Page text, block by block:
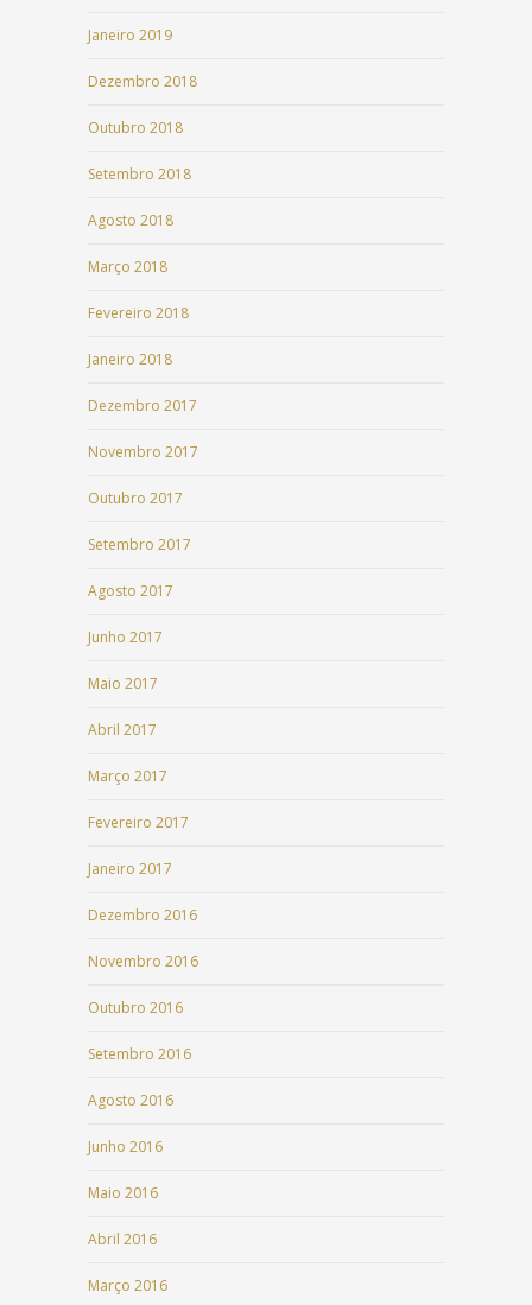
Janeiro 2019
Dezembro 2018
Outubro 2018
Setembro 2018
Agosto 2018
Março 2018
Fevereiro 2018
Janeiro 2018
Dezembro 2017
Novembro 2017
Outubro 2017
Setembro 2017
Agosto 2017
Junho 2017
Maio 2017
Abril 2017
Março 2017
Fevereiro 2017
Janeiro 2017
Dezembro 2016
Novembro 2016
Outubro 2016
Setembro 2016
Agosto 2016
Junho 2016
Maio 2016
Abril 2016
Março 2016